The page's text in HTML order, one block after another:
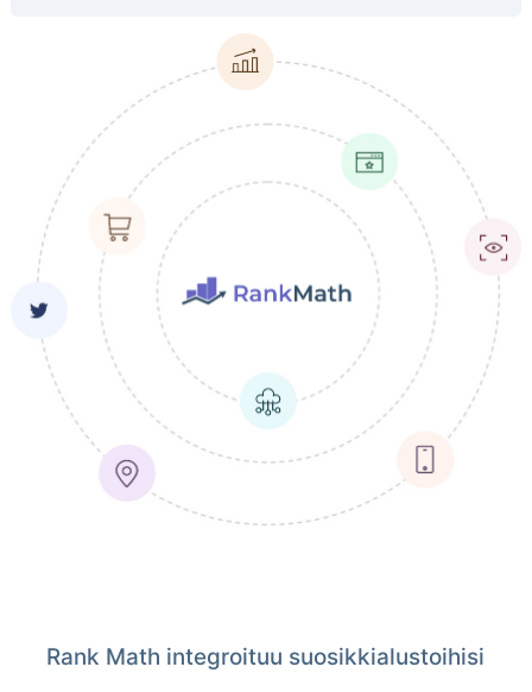
Rank Math integroituu suosikkialustoihisi